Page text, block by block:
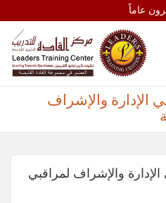
عاماً
الإدارة والإشراف
الإدارة والإشراف لمراقبي